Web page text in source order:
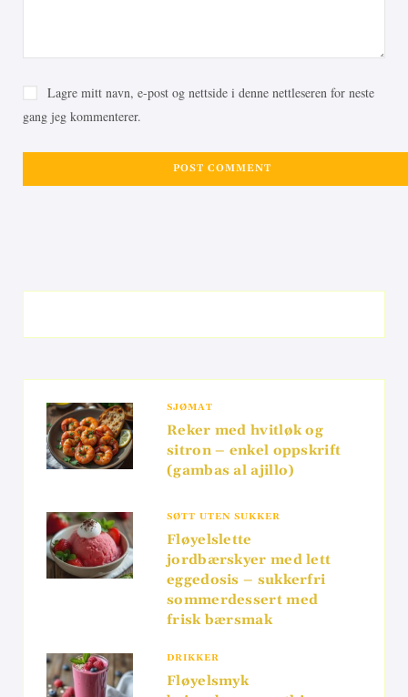
Lagre mitt navn, e-post og nettside i denne nettleseren for neste
gang jeg kommenterer.
SJØMAT
Reker med hvitløk og
sitron – enkel oppskrift
(gambas al ajillo)
SØTT UTEN SUKKER
Fløyelslette
jordbærskyer med lett
eggedosis – sukkerfri
sommerdessert med
frisk bærsmak
DRIKKER
Fløyelsmyk